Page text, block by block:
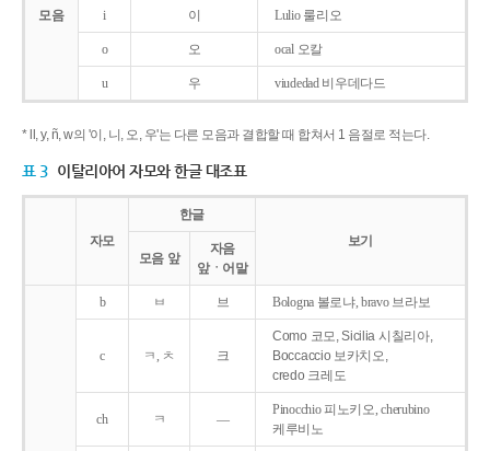
모음 i 이 Lulio 룰리오
o 오 ocal 오칼
u 우 viudedad 비우데다드
* ll, y, ñ, w의 '이, 니, 오, 우'는 다른 모음과 결합할 때 합쳐서 1 음절로 적는다.
표 3 이탈리아어 자모와 한글 대조표
자모
한글
보기
모음 앞
자음
앞ㆍ어말
b ㅂ 브 Bologna 볼로냐, bravo 브라보
c ㅋ, ㅊ 크
Como 코모, Sicilia 시칠리아,
Boccaccio 보카치오,
credo 크레도
ch ㅋ ―
Pinocchio 피노키오, cherubino
케루비노